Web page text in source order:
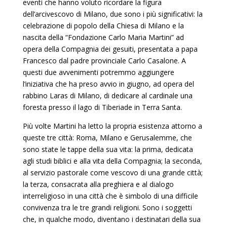
eventi che hanno voluto ricordare la figura
dell’arcivescovo di Milano, due sono i più significativi: la
celebrazione di popolo della Chiesa di Milano e la
nascita della “Fondazione Carlo Maria Martini” ad
opera della Compagnia dei gesuiti, presentata a papa
Francesco dal padre provinciale Carlo Casalone. A
questi due avvenimenti potremmo aggiungere
l’iniziativa che ha preso avvio in giugno, ad opera del
rabbino Laras di Milano, di dedicare al cardinale una
foresta presso il lago di Tiberiade in Terra Santa.
Più volte Martini ha letto la propria esistenza attorno a
queste tre città: Roma, Milano e Gerusalemme, che
sono state le tappe della sua vita: la prima, dedicata
agli studi biblici e alla vita della Compagnia; la seconda,
al servizio pastorale come vescovo di una grande città;
la terza, consacrata alla preghiera e al dialogo
interreligioso in una città che è simbolo di una difficile
convivenza tra le tre grandi religioni. Sono i soggetti
che, in qualche modo, diventano i destinatari della sua